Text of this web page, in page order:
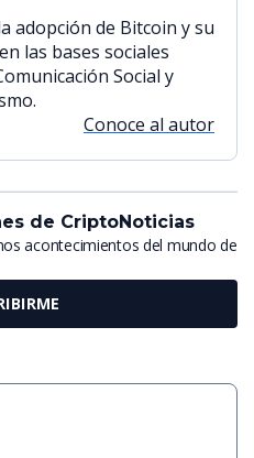
adopción de Bitcoin y su
las bases sociales
Social y
Conoce al autor
de CriptoNoticias
acontecimientos del mundo de